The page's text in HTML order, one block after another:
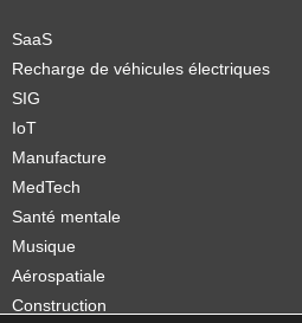
SaaS
Recharge de véhicules électriques
SIG
IoT
Manufacture
MedTech
Santé mentale
Musique
Aérospatiale
Construction